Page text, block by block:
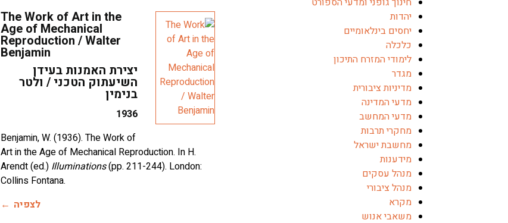
יהדות
יחסים בינלאומיים
כלכלה
לימודי המזרח התיכון
מגדר
מדיניות ציבורית
מדעי המדינה
מדעי המחשב
מחקרי תרבות
מחשבת ישראל
מידענות
מנהל עסקים
מנהל ציבורי
מקרא
משאבי אנוש
The Work of Art in the
Age of Mechanical
Reproduction / Walter
Benjamin
יצירת האמנות בעידן
השיעתוק הטכני / ולטר
בנימין
1936
Benjamin, W. (1936). The Work of
Art in the Age of Mechanical Reproduction. In H.
Arendt (ed.) Illuminations(pp. 211-244). London:
לצפיה